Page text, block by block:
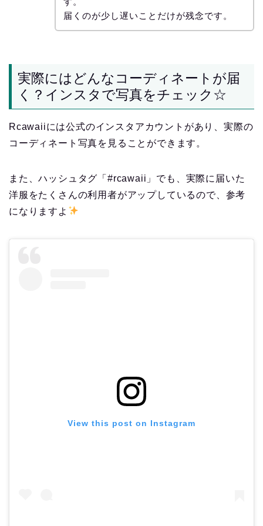
届くのが少し遅いことだけが残念です。
実際にはどんなコーディネートが届
く？インスタで写真をチェック☆
Rcawaiiには公式のインスタアカウントがあり、実際の
コーディネート写真を見ることができます。
また、ハッシュタグ「#rcawaii」でも、実際に届いた
洋服をたくさんの利用者がアップしているので、参考
になりますよ
View this post on Instagram